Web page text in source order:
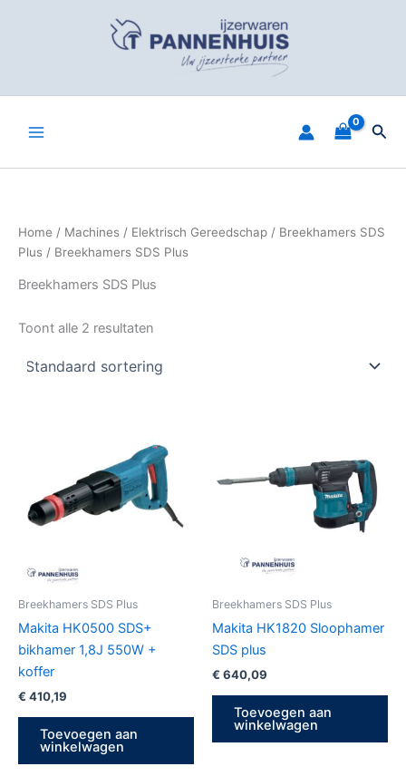
Home / Machines / Elektrisch Gereedschap / Breekhamers SDS
Plus / Breekhamers SDS Plus
Breekhamers SDS Plus
Toont alle 2 resultaten
Breekhamers SDS Plus
Makita HK0500 SDS+
bikhamer 1,8J 550W +
koffer
€ 410,19
Toevoegen aan
winkelwagen
Breekhamers SDS Plus
Makita HK1820 Sloophamer
SDS plus
€ 640,09
Toevoegen aan
winkelwagen